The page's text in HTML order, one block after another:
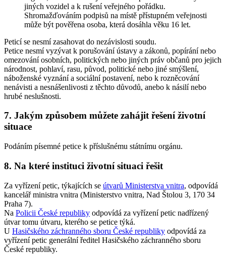
jiných vozidel a k rušení veřejného pořádku.
Shromažďováním podpisů na místě přístupném veřejnosti
může být pověřena osoba, která dosáhla věku 16 let.
Peticí se nesmí zasahovat do nezávislosti soudu.
Petice nesmí vyzývat k porušování ústavy a zákonů, popírání nebo
omezování osobních, politických nebo jiných práv občanů pro jejich
národnost, pohlaví, rasu, původ, politické nebo jiné smýšlení,
náboženské vyznání a sociální postavení, nebo k rozněcování
nenávisti a nesnášenlivosti z těchto důvodů, anebo k násilí nebo
hrubé neslušnosti.
7. Jakým způsobem můžete zahájit řešení životní
situace
Podáním písemné petice k příslušnému státnímu orgánu.
8. Na které instituci životní situaci řešit
Za vyřízení petic, týkajících se útvarů Ministerstva vnitra, odpovídá
kancelář ministra vnitra (Ministerstvo vnitra, Nad Štolou 3, 170 34
Praha 7).
Na Policii České republiky odpovídá za vyřízení petic nadřízený
útvar tomu útvaru, kterého se petice týká.
U Hasičského záchranného sboru České republiky odpovídá za
vyřízení petic generální ředitel Hasičského záchranného sboru
České republiky.